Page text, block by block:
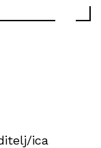
ica